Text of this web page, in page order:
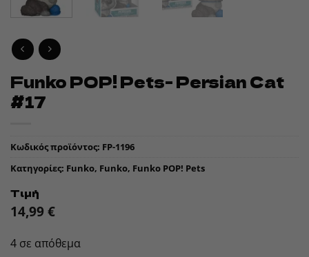
Funko POP! Pets- Persian Cat
#17
Κωδικός προϊόντος: FP-1196
Κατηγορίες: Funko, Funko, Funko POP! Pets
Τιμή
14,99 €
4 σε απόθεμα